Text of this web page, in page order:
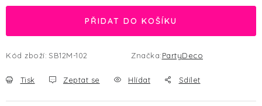
PŘIDAT DO KOŠÍKU
Kód zboží: SB12M-102 Značka:PartyDeco
Tisk Zeptat se Hlídat Sdílet